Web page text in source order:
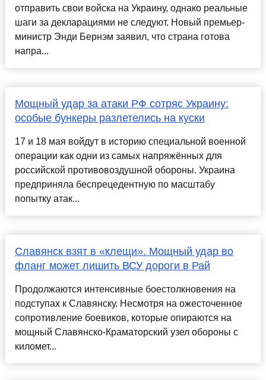
отправить свои войска на Украину, однако реальные
шаги за декларациями не следуют. Новый премьер-
министр Энди Бернэм заявил, что страна готова
напра...
Мощный удар за атаки РФ сотряс Украину:
особые бункеры разлетелись на куски
17 и 18 мая войдут в историю специальной военной
операции как одни из самых напряжённых для
российской противовоздушной обороны. Украина
предприняла беспрецедентную по масштабу
попытку атак...
Славянск взят в «клещи». Мощный удар во
фланг может лишить ВСУ дороги в Рай
Продолжаются интенсивные боестолкновения на
подступах к Славянску. Несмотря на ожесточенное
сопротивление боевиков, которые опираются на
мощный Славянско-Краматорский узел обороны с
километ...